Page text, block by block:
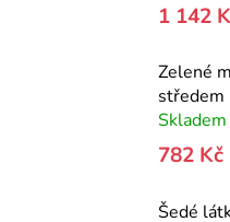
1 142
Zelené
středem
Skladem
782 Kč
Šedé